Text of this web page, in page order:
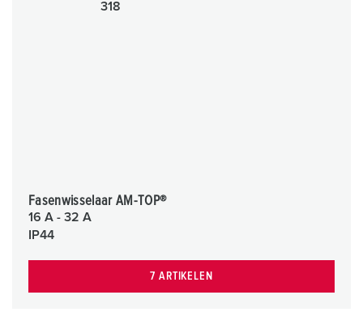
Fasenwisselaar AM-TOP®
16 A - 32 A
IP44
7 ARTIKELEN